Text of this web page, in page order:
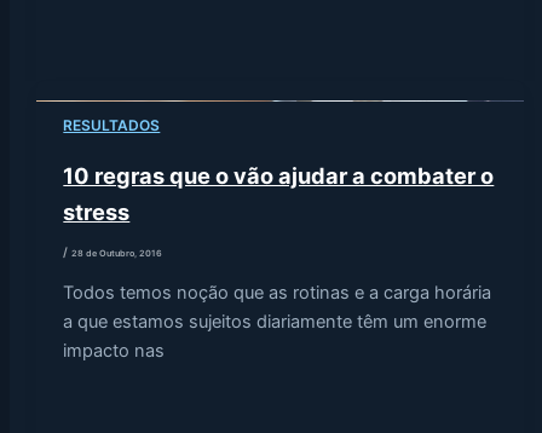
RESULTADOS
10 regras que o vão ajudar a combater o
stress
/28 de Outubro, 2016
Todos temos noção que as rotinas e a carga horária
a que estamos sujeitos diariamente têm um enorme
impacto nas